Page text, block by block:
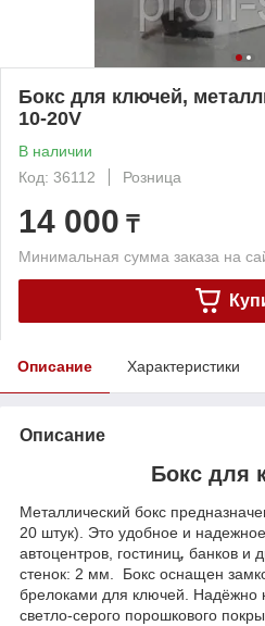
Бокс для ключей,
10-20V
В наличии
Код: 36112
Розница
14 000 ₸
Минимальная сумма заказа на
Описание Характеристики
Описание
Бокс для
Металлический бокс
20 штук). Это удобное и
автоцентров, гостиниц, банков и
стенок: 2 мм. Бокс оснащен
брелоками для ключей. Надёжно
светло-серого порошкового